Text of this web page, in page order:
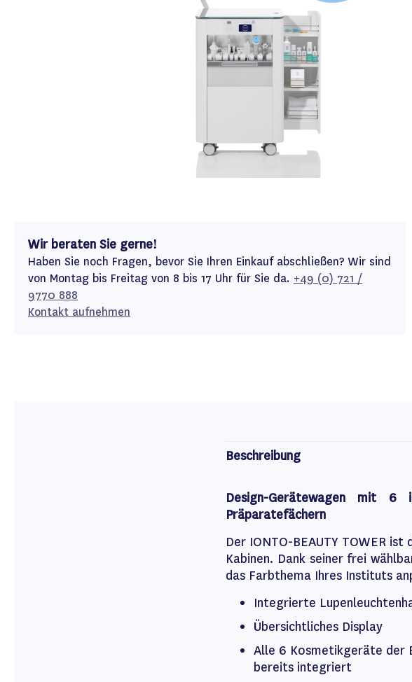
Wir beraten Sie gerne!
Haben Sie noch Fragen, bevor Sie Ihren Einkauf abschließen? Wir sind
von Montag bis Freitag von 8 bis 17 Uhr für Sie da. +49 (0) 721 /
9770 888
Kontakt aufnehmen
Beschreibung
Design-Gerätewagen mit 6
Präparatefächern
Der IONTO-BEAUTY TOWER
Kabinen. Dank seiner frei
das Farbthema Ihres Instituts
Integrierte
Übersichtliches Display
Alle 6 Kosmetikgeräte der
bereits integriert